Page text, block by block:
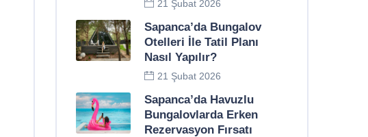
21 Şubat 2026
Sapanca’da Bungalov
Otelleri İle Tatil Planı
Nasıl Yapılır?
21 Şubat 2026
Sapanca’da Havuzlu
Bungalovlarda Erken
Rezervasyon Fırsatı